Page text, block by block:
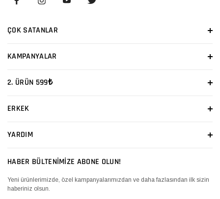
ÇOK SATANLAR
KAMPANYALAR
2. ÜRÜN 599₺
ERKEK
YARDIM
HABER BÜLTENİMİZE ABONE OLUN!
Yeni ürünlerimizde, özel kampanyalarımızdan ve daha fazlasından ilk sizin
haberiniz olsun.